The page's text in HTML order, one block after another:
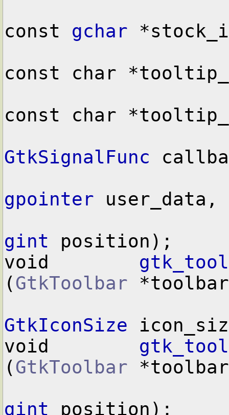
const gchar
const char
const char
GtkSignalFunc
gpointer user_data,
gint position);
void
(GtkToolbar
GtkIconSize
void
(GtkToolbar
gint position);